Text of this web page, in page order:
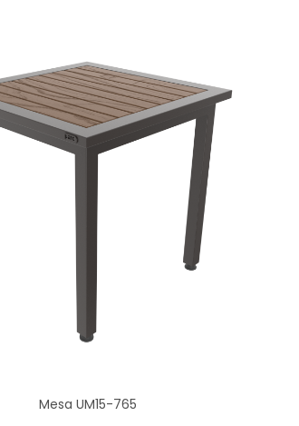
Mesa UM15-765